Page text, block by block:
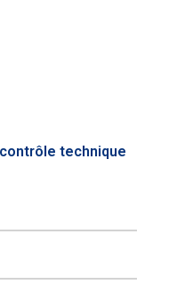
technique